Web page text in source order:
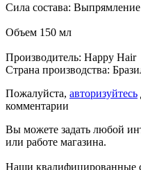
Сила состава:
Объем 150 мл
Производитель: Happy Hair
Страна производства:
Пожалуйста, авторизуйтесь
комментарии
Вы можете задать любой
или работе магазина.
Наши квалифицированные